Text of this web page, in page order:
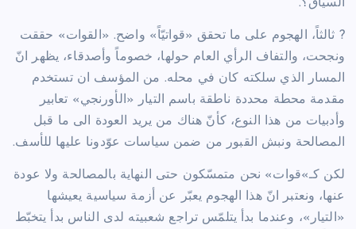
السياق؟.
? ثالثاً، الهجوم على ما تحقق «قواتيّاً» واضح. «القوات» حققت
ونجحت، والتفاف الرأي العام حولها، خصوماً وأصدقاء، يظهر انّ
المسار الذي سلكته كان في محله. من المؤسف ان تستخدم
مقدمة محطة محددة ناطقة باسم التيار «الأورنجي» تعابير
وأدبيات من هذا النوع، كأنّ هناك من يريد العودة الى ما قبل
المصالحة ونبش القبور من ضمن سياسات عوّدونا عليها للأسف.
لكن كـ»قوات» نحن متمسّكون حتى النهاية بالمصالحة ولا عودة
عنها، ونعتبر انّ هذا الهجوم يعبّر عن أزمة سياسية يعيشها
«التيار»، وعندما بدأ يتلمّس تراجع شعبيته لدى الناس بدأ يتخبّط